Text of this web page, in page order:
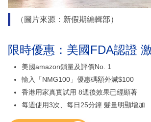
（圖片來源：新假期編輯部）
限時優惠：美國FDA認證
美國amazon鎖量及評價No. 1
輸入「NMG100」優惠碼額外減$100
香港用家真實試用 8週後效果已經顯著
每週使用3次、每日25分鐘 髮量明顯增加